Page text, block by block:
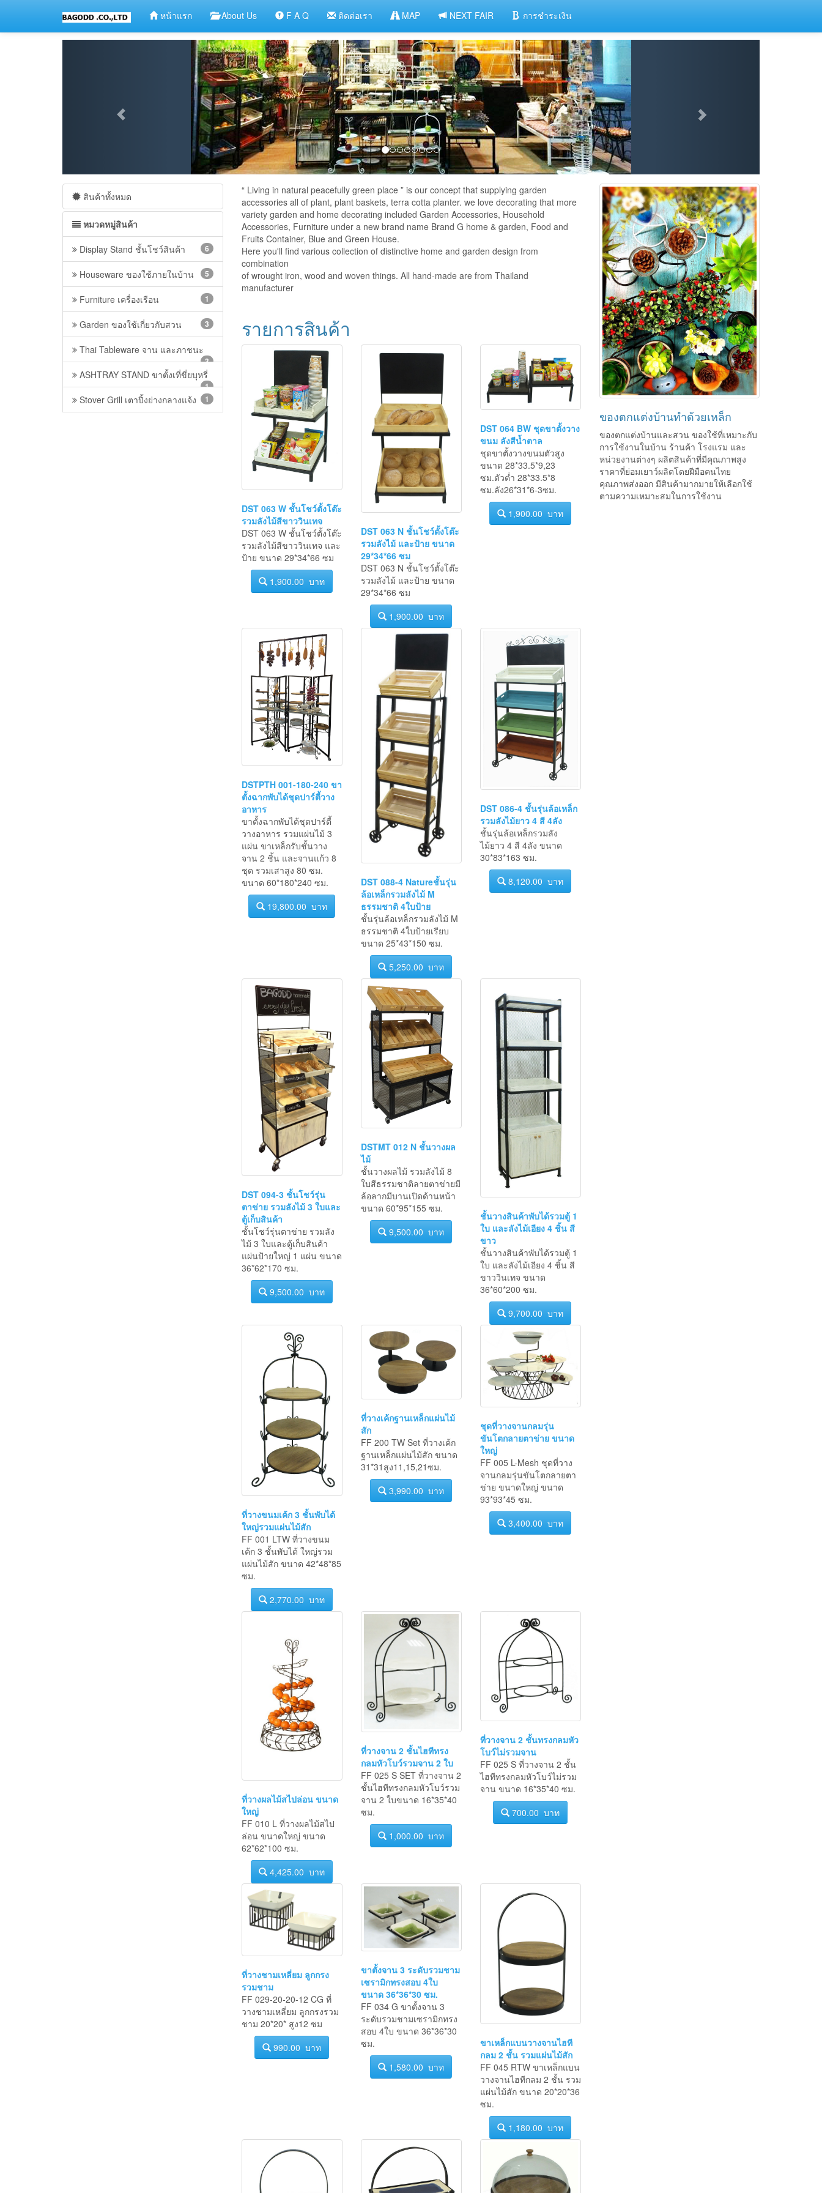
หน้าแรก About Us F A Q ติดต่อเรา MAP NEXT FAIR การชำระเงิน
สินค้าทั้งหมด
หมวดหมู่สินค้า
Display Stand ชั้นโชว์สินค้า 6
Houseware ของใช้ภายในบ้าน 5
Furniture เครื่องเรือน 1
Garden ของใช้เกี่ยวกับสวน 3
Thai Tableware จาน และภาชนะ
3
ASHTRAY STAND ขาตั้งเที่ขี่ยบุหรี่
1
Stover Grill เตาปิ้งย่างกลางแจ้ง 1
“ Living in natural peacefully green place ” is our concept that supplying garden
accessories all of plant, plant baskets, terra cotta planter. we love decorating that more
variety garden and home decorating included Garden Accessories, Household
Accessories, Furniture under a new brand name Brand G home & garden, Food and
Fruits Container, Blue and Green House.
Here you'll find various collection of distinctive home and garden design from
combination
of wrought iron, wood and woven things. All hand-made are from Thailand
รายการสินค้า
DST 063 W ชั้นโชว์ตั้งโต๊ะ
รวมลังไม้สีขาววินเทจ
DST 063 W ชั้นโชว์ตั้งโต๊ะ
รวมลังไม้สีขาววินเทจ และ
ป้าย ขนาด 29*34*66 ซม
1,900.00 บาท
DST 063 N ชั้นโชว์ตั้งโต๊ะ
รวมลังไม้ และป้าย ขนาด
29*34*66 ซม
DST 063 N ชั้นโชว์ตั้งโต๊ะ
รวมลังไม้ และป้าย ขนาด
29*34*66 ซม
1,900.00 บาท
DST 064 BW ชุดขาตั้งวาง
ขนม ลังสีน้ำตาล
ชุดขาตั้งวางขนมตัวสูง
ขนาด 28*33.5*9,23
ซม.ตัวต่ำ 28*33.5*8
ซม.ลัง26*31*6-3ซม.
1,900.00 บาท
DSTPTH 001-180-240 ขา
ตั้งฉากพับได้ชุดปาร์ตี้วาง
อาหาร
ขาตั้งฉากพับได้ชุดปาร์ตี้
วางอาหาร รวมแผ่นไม้ 3
แผ่น ขาเหล็กรับชั้นวาง
จาน 2 ชิ้น และจานแก้ว 8
ชุด รวมเสาสูง 80 ซม.
ขนาด 60*180*240 ซม.
19,800.00 บาท
DST 088-4 Natureชั้นรุ่น
ล้อเหล็กรวมลังไม้ M
ธรรมชาติ 4ใบป้าย
ชั้นรุ่นล้อเหล็กรวมลังไม้ M
ธรรมชาติ 4ใบป้ายเรียบ
ขนาด 25*43*150 ซม.
5,250.00 บาท
DST 086-4 ชั้นรุ่นล้อเหล็ก
รวมลังไม้ยาว 4 สี 4ลัง
ชั้นรุ่นล้อเหล็กรวมลัง
ไม้ยาว 4 สี 4ลัง ขนาด
30*83*163 ซม.
8,120.00 บาท
DST 094-3 ชั้นโชว์รุ่น
ตาข่าย รวมลังไม้ 3 ใบและ
ตู้เก็บสินค้า
ชั้นโชว์รุ่นตาข่าย รวมลัง
ไม้ 3 ใบและตู้เก็บสินค้า
แผ่นป้ายใหญ่ 1 แผ่น ขนาด
36*62*170 ซม.
9,500.00 บาท
DSTMT 012 N ชั้นวางผล
ไม้
ชั้นวางผลไม้ รวมลังไม้ 8
ใบสีธรรมชาติลายตาข่ายมี
ล้อลากมีบานเปิดด้านหน้า
ขนาด 60*95*155 ซม.
9,500.00 บาท
ชั้นวางสินค้าพับได้รวมตู้ 1
ใบ และลังไม้เอียง 4 ชิ้น สี
ขาว
ชั้นวางสินค้าพับได้รวมตู้ 1
ใบ และลังไม้เอียง 4 ชิ้น สี
ขาววินเทจ ขนาด
36*60*200 ซม.
9,700.00 บาท
ที่วางขนมเค้ก 3 ชั้นพับได้
ใหญ่รวมแผ่นไม้สัก
FF 001 LTW ที่วางขนม
เค้ก 3 ชั้นพับได้ ใหญ่รวม
แผ่นไม้สัก ขนาด 42*48*85
ซม.
2,770.00 บาท
ที่วางเค้กฐานเหล็กแผ่นไม้
สัก
FF 200 TW Set ที่วางเค้ก
ฐานเหล็กแผ่นไม้สัก ขนาด
31*31สูง11,15,21ซม.
3,990.00 บาท
ชุดที่วางจานกลมรุ่น
ขันโตกลายตาข่าย ขนาด
ใหญ่
FF 005 L-Mesh ชุดที่วาง
จานกลมรุ่นขันโตกลายตา
ข่าย ขนาดใหญ่ ขนาด
93*93*45 ซม.
3,400.00 บาท
ที่วางผลไม้สไปล่อน ขนาด
ใหญ่
FF 010 L ที่วางผลไม้สไป
ล่อน ขนาดใหญ่ ขนาด
62*62*100 ซม.
4,425.00 บาท
ที่วางจาน 2 ชั้นไฮทีทรง
กลมหัวโบว์รวมจาน 2 ใบ
FF 025 S SET ที่วางจาน 2
ชั้นไฮทีทรงกลมหัวโบว์รวม
จาน 2 ใบขนาด 16*35*40
ซม.
1,000.00 บาท
ที่วางจาน 2 ชั้นทรงกลมหัว
โบว์ไม่รวมจาน
FF 025 S ที่วางจาน 2 ชั้น
ไฮทีทรงกลมหัวโบว์ไม่รวม
จาน ขนาด 16*35*40 ซม.
700.00 บาท
ที่วางชามเหลี่ยม ลูกกรง
รวมชาม
FF 029-20-20-12 CG ที่
วางชามเหลี่ยม ลูกกรงรวม
ชาม 20*20* สูง12 ซม
990.00 บาท
ขาตั้งจาน 3 ระดับรวมชาม
เซรามิกทรงสอบ 4ใบ
ขนาด 36*36*30 ซม.
FF 034 G ขาตั้งจาน 3
ระดับรวมชามเซรามิกทรง
สอบ 4ใบ ขนาด 36*36*30
ซม.
1,580.00 บาท
ขาเหล็กแบนวางจานไฮที
กลม 2 ชั้น รวมแผ่นไม้สัก
FF 045 RTW ขาเหล็กแบน
วางจานไฮทีกลม 2 ชั้น รวม
แผ่นไม้สัก ขนาด 20*20*36
ซม.
1,180.00 บาท
ของตกแต่งบ้านทำด้วยเหล็ก
ของตกแต่งบ้านและสวน ของใช้ที่เหมาะกับ
การใช้งานในบ้าน ร้านค้า โรงแรม และ
หน่วยงานต่างๆ ผลิตสินค้าที่มีคุณภาพสูง
ราคาที่ย่อมเยาว์ผลิตโดยฝีมือคนไทย
คุณภาพส่งออก มีสินค้ามากมายให้เลือกใช้